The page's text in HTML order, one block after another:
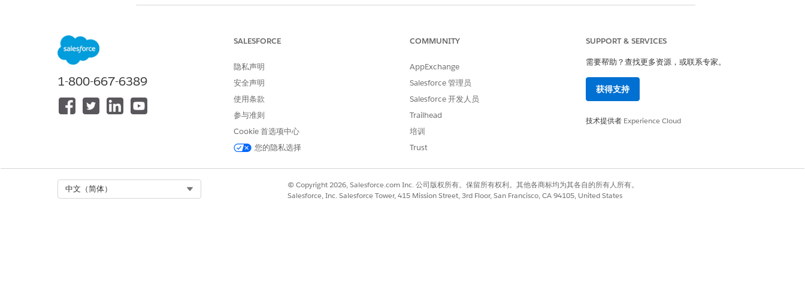
请参阅标准客服人员操作的通用用户访问权限
操作详细信息
API 名称
GetAccountRevenueTrend
标准操作
此操作是否执行一个或多个提示模板？
否
所需设置
Agentforce 商业商品销售技能
另请参阅：
1-800-667-6389
SALESFORCE
隐私声明
安全声明
使用条款
参与准则
Cookie 首选项中心
您的隐私选择
COMMUNITY
AppExchange
Salesforce 管理员
Salesforce 开发人员
Trailhead
培训
Trust
SUPPORT & SERVICES
需要帮助？查找更多资源，或联系专家。
获得支持
技术提供者 Experience Cloud
中文（简体）
© Copyright 2026, Salesforce.com Inc. 公司版权所有。保留所有权利。其他各商标均为其各自的所有人所有。
Salesforce, Inc. Salesforce Tower, 415 Mission Street, 3rd Floor, San Francisco, CA 94105, United States